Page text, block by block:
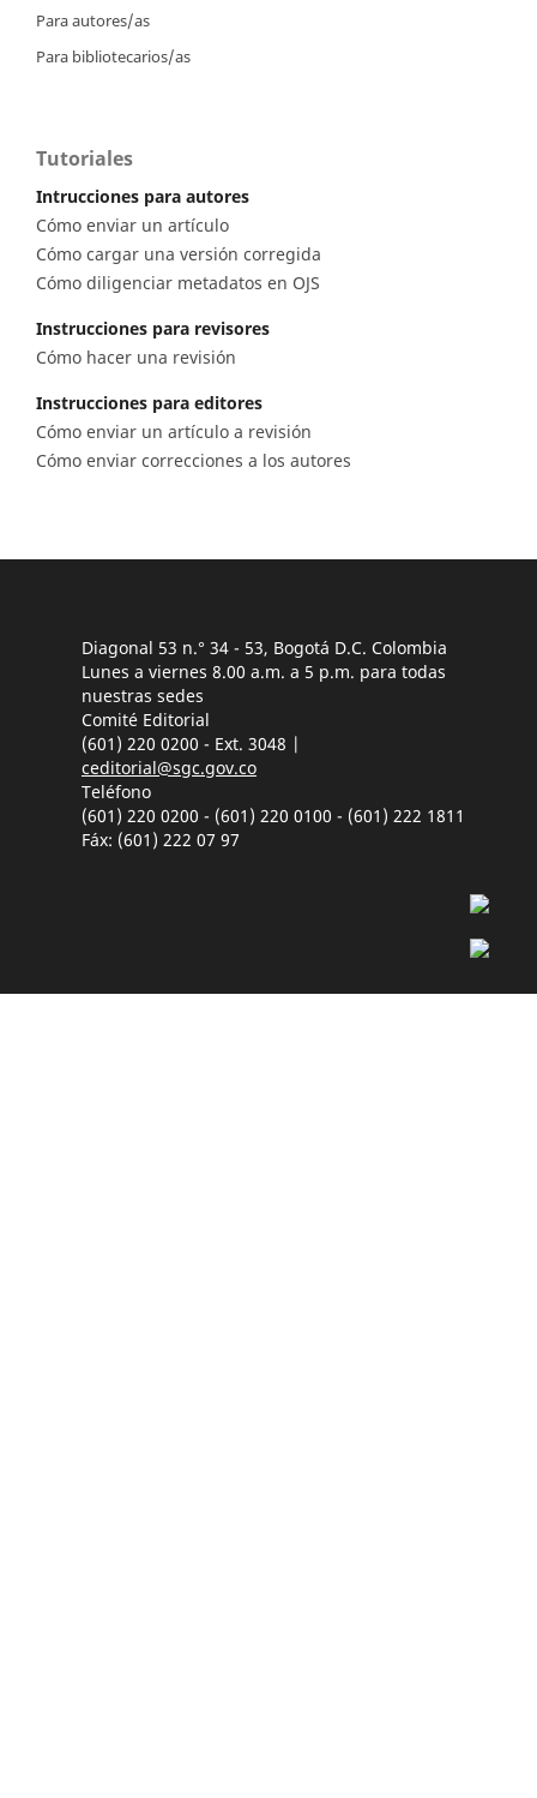
Para autores/as
Para bibliotecarios/as
Tutoriales
Intrucciones para autores
Cómo enviar un artículo
Cómo cargar una versión corregida
Cómo diligenciar metadatos en OJS
Instrucciones para revisores
Cómo hacer una revisión
Instrucciones para editores
Cómo enviar un artículo a revisión
Cómo enviar correcciones a los autores
Diagonal 53 n.° 34 - 53, Bogotá D.C. Colombia
Lunes a viernes 8.00 a.m. a 5 p.m. para todas
nuestras sedes
Comité Editorial
(601) 220 0200 - Ext. 3048 |
ceditorial@sgc.gov.co
Teléfono
(601) 220 0200 - (601) 220 0100 - (601) 222 1811
Fáx: (601) 222 07 97